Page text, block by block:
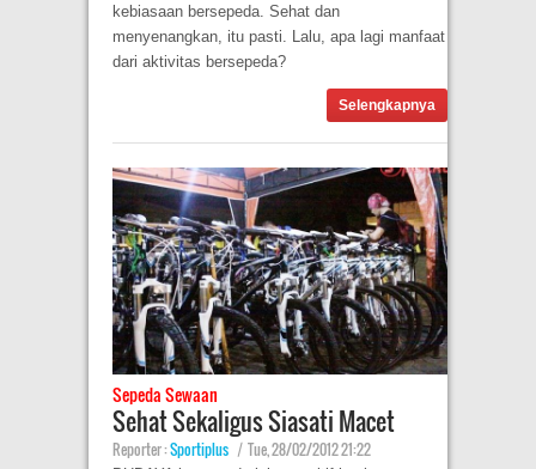
kebiasaan bersepeda. Sehat dan
menyenangkan, itu pasti. Lalu, apa lagi manfaat
dari aktivitas bersepeda?
Selengkapnya
Sepeda Sewaan
Sehat Sekaligus Siasati Macet
Reporter :Sportiplus | Tue, 28/02/2012 21:22